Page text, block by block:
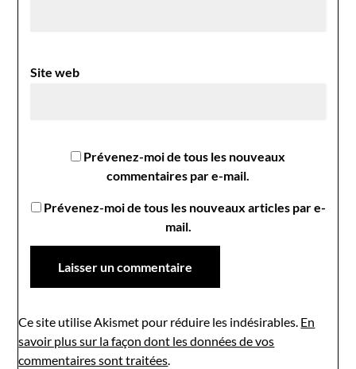
Site web
Prévenez-moi de tous les nouveaux
commentaires par e-mail.
Prévenez-moi de tous les nouveaux articles par e-
mail.
Ce site utilise Akismet pour réduire les indésirables. En
savoir plus sur la façon dont les données de vos
commentaires sont traitées